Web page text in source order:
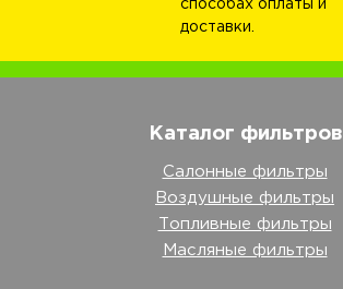
способах оплаты и
доставки.
Каталог фильтров
Салонные фильтры
Воздушные фильтры
Топливные фильтры
Масляные фильтры